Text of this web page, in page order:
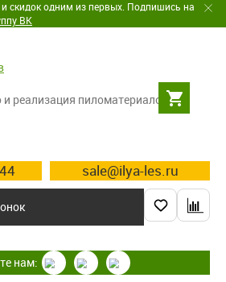
и скидок одним из первых. Подпишись на
ВК
реализация пиломатериалов
sale@ilya-les.ru
нам: